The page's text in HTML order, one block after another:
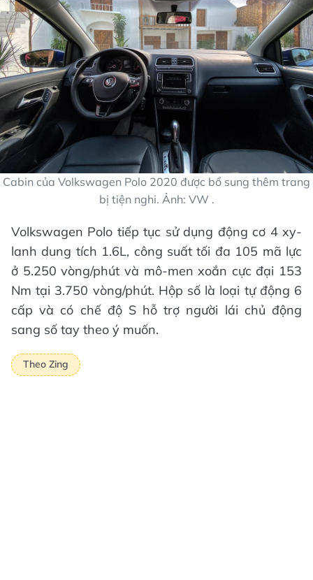
Cabin của Volkswagen Polo 2020 được bổ sung thêm trang
bị tiện nghi. Ảnh: VW .
Volkswagen Polo tiếp tục sử dụng động cơ 4 xy-
lanh dung tích 1.6L, công suất tối đa 105 mã lực
ở 5.250 vòng/phút và mô-men xoắn cực đại 153
Nm tại 3.750 vòng/phút. Hộp số là loại tự động 6
cấp và có chế độ S hỗ trợ người lái chủ động
sang số tay theo ý muốn.
Theo Zing